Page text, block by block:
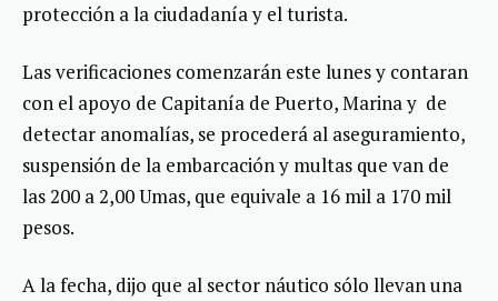
protección a la ciudadanía y el turista.
Las verificaciones comenzarán este lunes y contaran
con el apoyo de Capitanía de Puerto, Marina y de
detectar anomalías, se procederá al aseguramiento,
suspensión de la embarcación y multas que van de
las 200 a 2,00 Umas, que equivale a 16 mil a 170 mil
pesos.
A la fecha, dijo que al sector náutico sólo llevan una